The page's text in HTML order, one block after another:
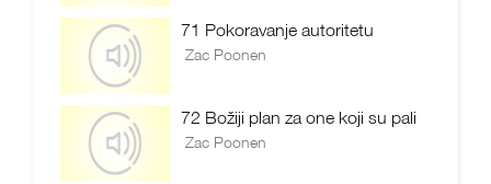
71 Pokoravanje autoritetu
Zac Poonen
72 Božiji plan za one koji su pali
Zac Poonen